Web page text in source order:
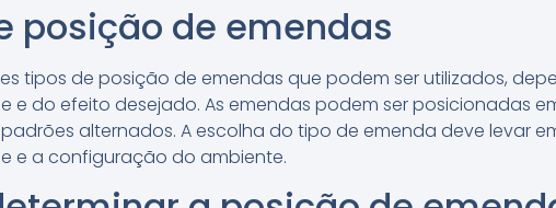
posição de emendas
tipos de posição de emendas que podem ser utilizados,
e do efeito desejado. As emendas podem ser posicionadas
alternados. A escolha do tipo de emenda deve levar
e a configuração do ambiente.